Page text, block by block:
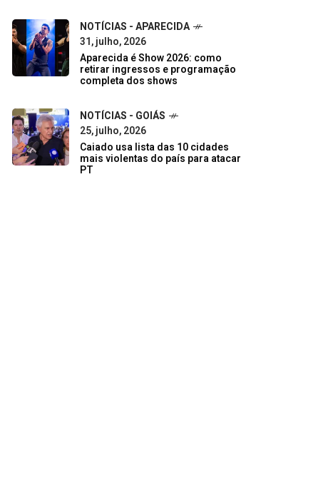
NOTÍCIAS - APARECIDA
31, julho, 2026
Aparecida é Show 2026: como
retirar ingressos e programação
completa dos shows
NOTÍCIAS - GOIÁS
25, julho, 2026
Caiado usa lista das 10 cidades
mais violentas do país para atacar
PT